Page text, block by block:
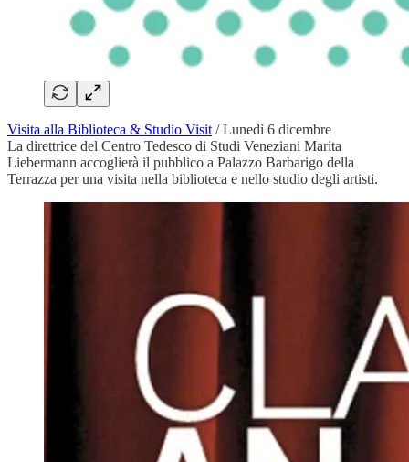
Visita alla Biblioteca & Studio Visit / Lunedì 6 dicembre
La direttrice del Centro Tedesco di Studi Veneziani Marita
Liebermann accoglierà il pubblico a Palazzo Barbarigo della
Terrazza per una visita nella biblioteca e nello studio degli artisti.